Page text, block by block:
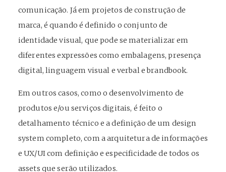
comunicação. Já em projetos de construção de
marca, é quando é definido o conjunto de
identidade visual, que pode se materializar em
diferentes expressões como embalagens, presença
digital, linguagem visual e verbal e brandbook.
Em outros casos, como o desenvolvimento de
produtos e/ou serviços digitais, é feito o
detalhamento técnico e a definição de um design
system completo, com a arquitetura de informações
e UX/UI com definição e especificidade de todos os
assets que serão utilizados.